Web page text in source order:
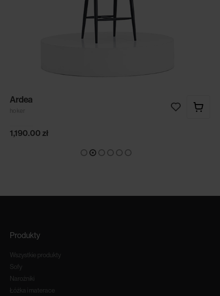
Ardea
hoker
1,190.00 zł
Produkty
Wszystkie produkty
Sofy
Narożniki
Łóżka i materace